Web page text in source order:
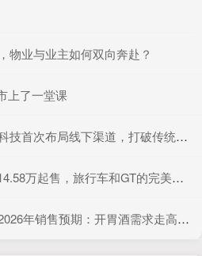
物业与业主如何双向奔赴？
上了一堂课
局线下渠道，打破传统供应商隐居幕后模式
万起售，旅行车和GT的完美结合
：开胃酒需求走高，抵消美国波本威士忌销量下滑